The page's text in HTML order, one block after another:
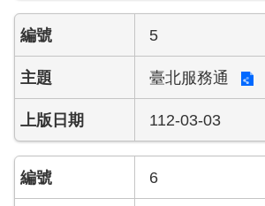
資
料
影
專
檔
案
5
臺北服務通
112-03-03
6